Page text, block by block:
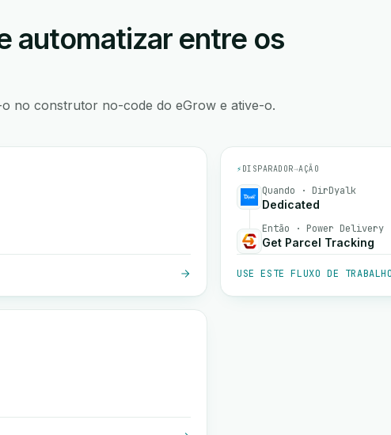
automatizar entre os
no construtor no-code do eGrow e ative-o.
⚡ DISPARADOR→AÇÃO
Quando · DirDyalk
Dedicated
Então · Power Delivery
Get Parcel Tracking
USE ESTE FLUXO DE